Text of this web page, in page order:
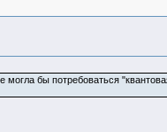
могла бы потребоваться